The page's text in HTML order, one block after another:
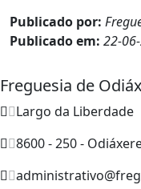
Publicado por:
Publicado em: 22-
Freguesia de
Largo da Liberdade
8600 - 250 -